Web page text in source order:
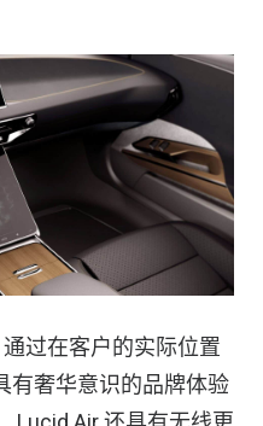
过在客户的实际位置
有奢华意识的品牌体验